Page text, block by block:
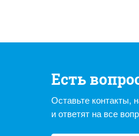
Есть
Оставьте контакты,
и ответят на все